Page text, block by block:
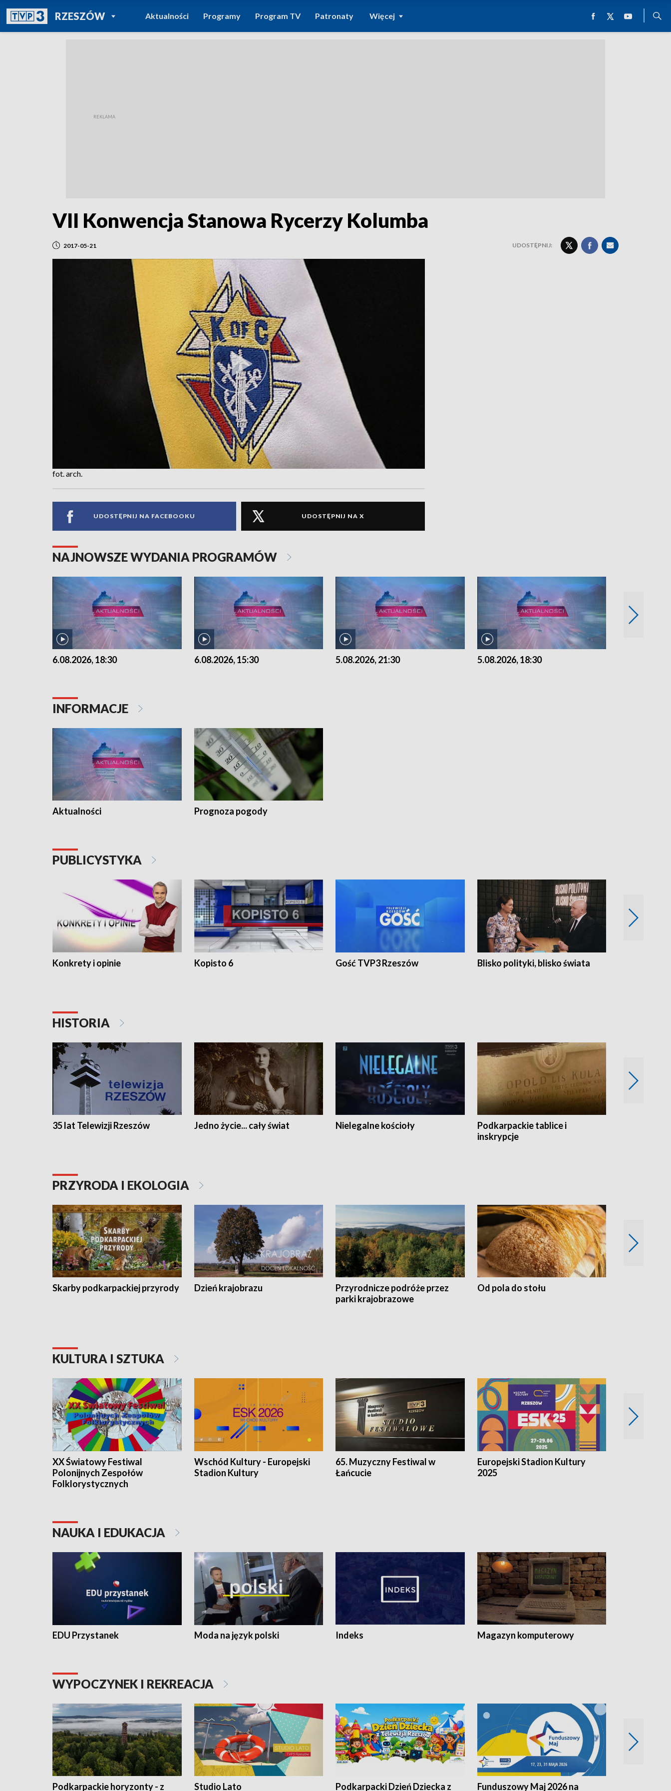
RZESZÓWPOWRÓT DO
TVP REGIONY
Aktualności Programy Program TV Patronaty Więcej
VII Konwencja Stanowa Rycerzy Kolumba
2017-05-21 UDOSTĘPNIJ:
fot. arch.
UDOSTĘPNIJ NA FACEBOOKU UDOSTĘPNIJ NA X
NAJNOWSZE WYDANIA PROGRAMÓW
6.08.2026, 18:30 6.08.2026, 15:30 5.08.2026, 21:30 5.08.2026, 18:30
INFORMACJE
Aktualności Prognoza pogody
PUBLICYSTYKA
Konkrety i opinie Kopisto 6 Gość TVP3 Rzeszów Blisko polityki, blisko świata
HISTORIA
35 lat Telewizji Rzeszów Jedno życie... cały świat Nielegalne kościoły
Podkarpackie tablice i
inskrypcje
PRZYRODA I EKOLOGIA
Skarby podkarpackiej przyrody Dzień krajobrazu
Przyrodnicze podróże przez
parki krajobrazowe
Od pola do stołu
KULTURA I SZTUKA
XX Światowy Festiwal
Polonijnych Zespołów
Folklorystycznych
Wschód Kultury - Europejski
Stadion Kultury
65. Muzyczny Festiwal w
Łańcucie
Europejski Stadion Kultury
2025
NAUKA I EDUKACJA
EDU Przystanek Moda na język polski Indeks Magazyn komputerowy
WYPOCZYNEK I REKREACJA
Podkarpackie horyzonty - z Studio Lato Podkarpacki Dzień Dziecka z Funduszowy Maj 2026 na